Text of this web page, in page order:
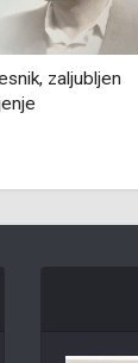
slikah:
med letoma